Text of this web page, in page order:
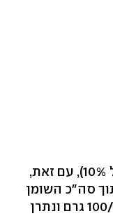
המוצר מכיל כמות שומן גבוהה (מעל 10%), עם זאת,
סה"כ השומן
(2.7 ג'/100 גרם). כמעט 400 קלוריות/100 גרם ונתרן